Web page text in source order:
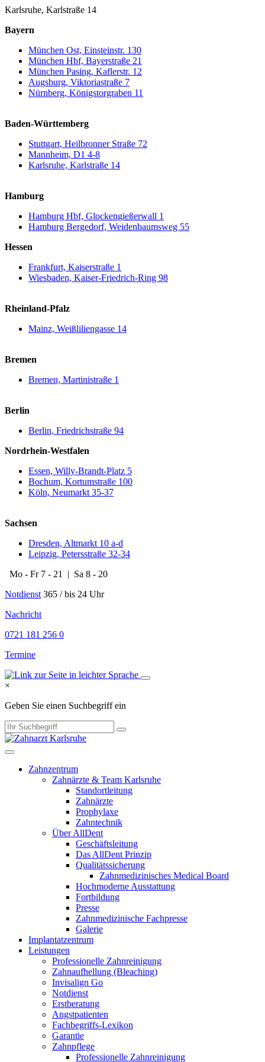
Karlsruhe, Karlstraße 14
Bayern
München Ost, Einsteinstr. 130
München Hbf, Bayerstraße 21
München Pasing, Kaflerstr. 12
Augsburg, Viktoriastraße 7
Nürnberg, Königstorgraben 11
Baden-Württemberg
Stuttgart, Heilbronner Straße 72
Mannheim, D1 4-8
Karlsruhe, Karlstraße 14
Hamburg
Hamburg Hbf, Glockengießerwall 1
Hamburg Bergedorf, Weidenbaumsweg 55
Hessen
Frankfurt, Kaiserstraße 1
Wiesbaden, Kaiser-Friedrich-Ring 98
Rheinland-Pfalz
Mainz, Weißliliengasse 14
Bremen
Bremen, Martinistraße 1
Berlin
Berlin, Friedrichstraße 94
Nordrhein-Westfalen
Essen, Willy-Brandt-Platz 5
Bochum, Kortumstraße 100
Köln, Neumarkt 35-37
Sachsen
Dresden, Altmarkt 10 a-d
Leipzig, Petersstraße 32-34
Mo - Fr 7 - 21 | Sa 8 - 20
Notdienst 365 / bis 24 Uhr
​​​Nachricht
0721 181 256 0
Termine
×
Geben Sie einen Suchbegriff ein
Zahnzentrum
Zahnärzte & Team Karlsruhe
Standortleitung
Zahnärzte
Prophylaxe
Zahntechnik
Über AllDent
Geschäftsleitung
Das AllDent Prinzip
Qualitätssicherung
Zahnmedizinisches Medical Board
Hochmoderne Ausstattung
Fortbildung
Presse
Zahnmedizinische Fachpresse
Galerie
Implantatzentrum
Leistungen
Professionelle Zahnreinigung
Zahnaufhellung (Bleaching)
Invisalign Go
Notdienst
Erstberatung
Angstpatienten
Fachbegriffs-Lexikon
Garantie
Zahnpflege
Professionelle Zahnreinigung